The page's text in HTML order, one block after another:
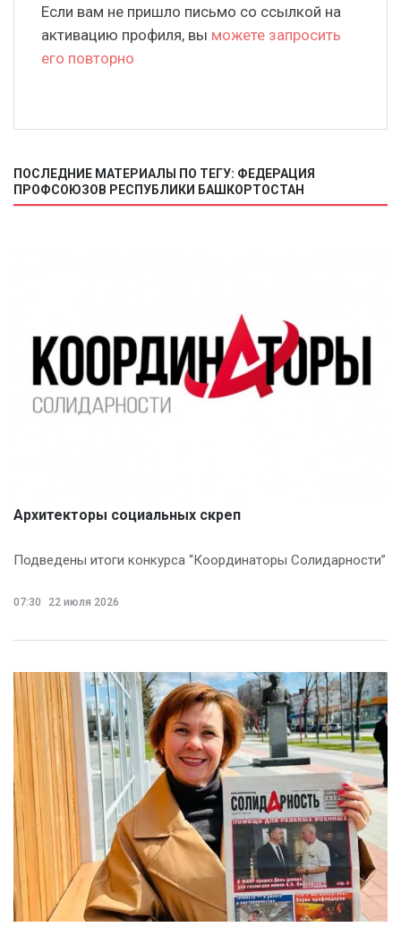
Если вам не пришло письмо со ссылкой на
активацию профиля, вы можете запросить
его повторно
ПОСЛЕДНИЕ МАТЕРИАЛЫ ПО ТЕГУ: ФЕДЕРАЦИЯ
ПРОФСОЮЗОВ РЕСПУБЛИКИ БАШКОРТОСТАН
Архитекторы социальных скреп
Подведены итоги конкурса “Координаторы Солидарности”
07:30 22 июля 2026